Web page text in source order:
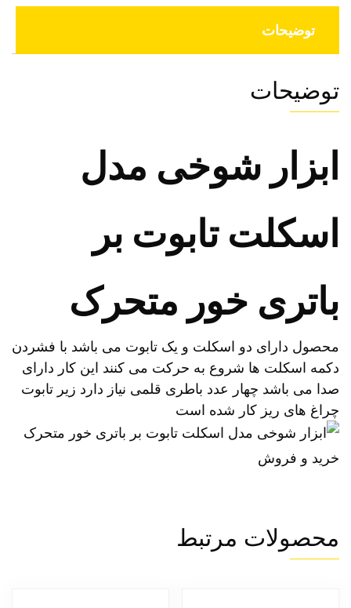
توضیحات
توضیحات
ابزار شوخی مدل
اسکلت تابوت بر
باتری خور متحرک
محصول دارای دو اسکلت و یک تابوت می باشد با فشردن
دکمه اسکلت ها شروع به حرکت می کنند این کار دارای
صدا می باشد چهار عدد باطری قلمی نیاز دارد زیر تابوت
چراغ های ریز کار شده است
محصولات مرتبط